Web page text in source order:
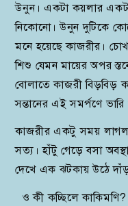
উনুন। একটা কয়লার একটা
নিকোনো। উনুন দুটিকে
মনে হয়েছে কাজরীর।
শিশু যেমন মায়ের অপর
বোলাতে কাজরী
সন্তানের এই সমর্পণে
কাজরীর একটু সময় লাগল
সত্য। হাঁটু গেড়ে বসা
দেখে এক ঝটকায় উঠে
ও কী কচ্ছিলে